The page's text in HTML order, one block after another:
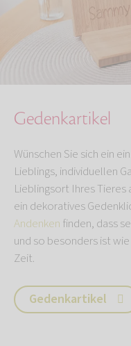
Gedenkartikel
Wünschen Sie sich ein
Lieblings, individuellen
Lieblingsort Ihres
ein dekoratives
Andenken finden, dass
und so besonders ist
Zeit.
Gedenkartikel